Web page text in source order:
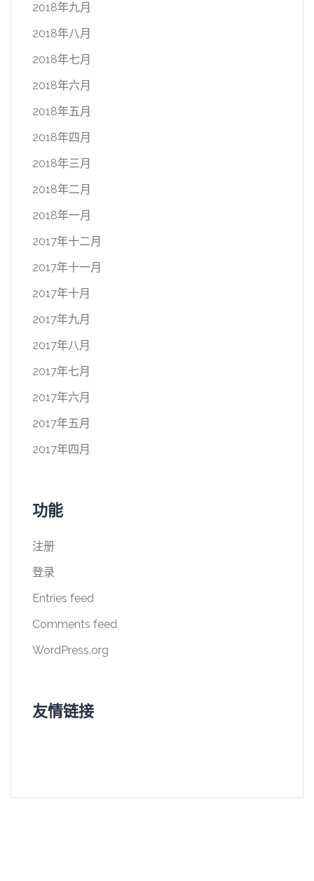
2018年九月
2018年八月
2018年七月
2018年六月
2018年五月
2018年四月
2018年三月
2018年二月
2018年一月
2017年十二月
2017年十一月
2017年十月
2017年九月
2017年八月
2017年七月
2017年六月
2017年五月
2017年四月
功能
注册
登录
Entries feed
Comments feed
WordPress.org
友情链接